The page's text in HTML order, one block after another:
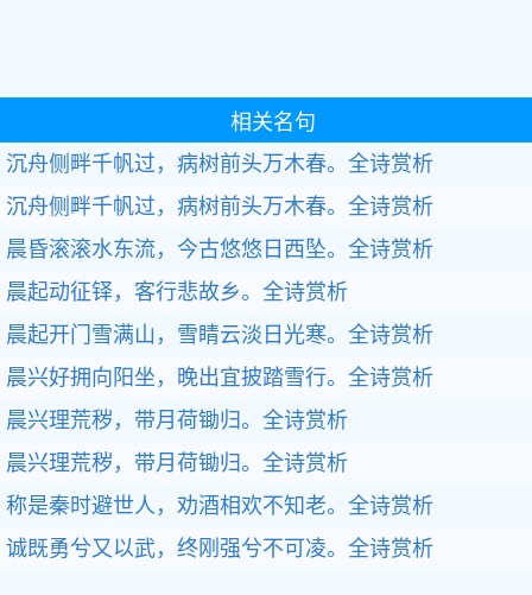
相关名句
沉舟侧畔千帆过，病树前头万木春。全诗赏析
沉舟侧畔千帆过，病树前头万木春。全诗赏析
晨昏滚滚水东流，今古悠悠日西坠。全诗赏析
晨起动征铎，客行悲故乡。全诗赏析
晨起开门雪满山，雪睛云淡日光寒。全诗赏析
晨兴好拥向阳坐，晚出宜披踏雪行。全诗赏析
晨兴理荒秽，带月荷锄归。全诗赏析
晨兴理荒秽，带月荷锄归。全诗赏析
称是秦时避世人，劝酒相欢不知老。全诗赏析
诚既勇兮又以武，终刚强兮不可凌。全诗赏析